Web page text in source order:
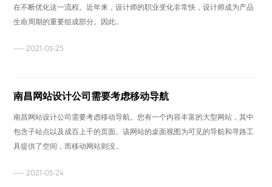
在不断优化这一流程。近年来，设计师的职业变化非常快，设计师成为产品
生命周期的重要组成部分。因此...
—— 2021-03-25
南昌网站设计公司需要考虑移动导航
南昌网站设计公司需要考虑移动导航。您有一个内容丰富的大型网站，其中
包含子站点以及成百上千的页面。该网站的桌面视图为可见的导航和寻路工
具提供了空间，而移动网站则没...
—— 2021-03-24